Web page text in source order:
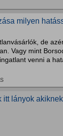
milyen
de
Vagy mint
venni a
itt lányok